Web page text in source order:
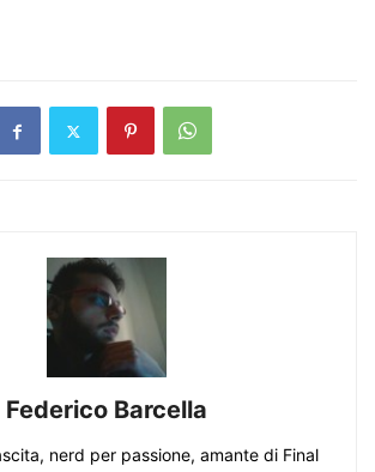
Federico Barcella
nerd per passione, amante di Final